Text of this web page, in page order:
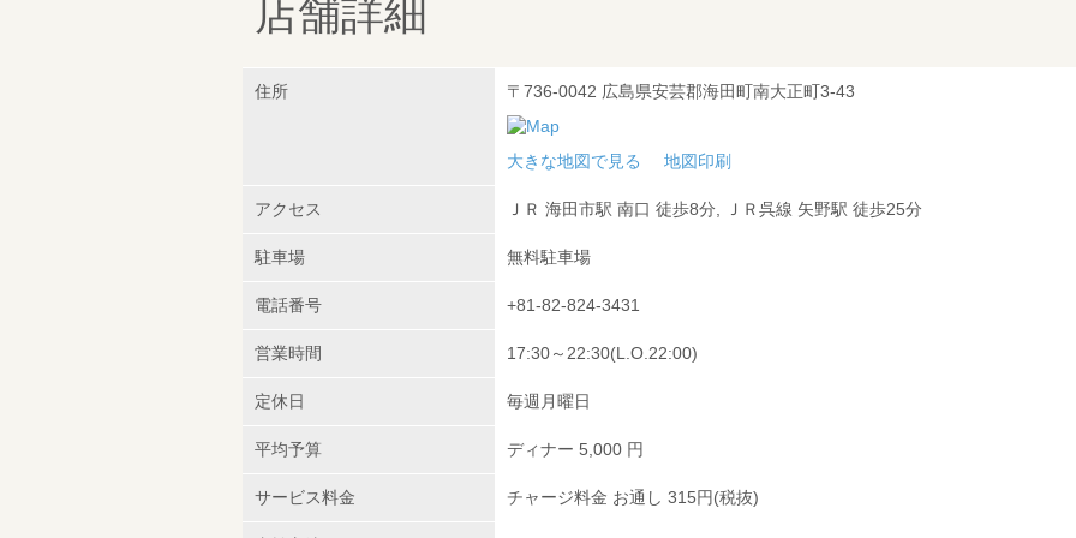
店舗詳細
住所 〒736-0042 広島県安芸郡海田町南大正町3-43
大きな地図で見る 地図印刷
アクセス ＪＲ 海田市駅 南口 徒歩8分, ＪＲ呉線 矢野駅 徒歩25分
駐車場 無料駐車場
電話番号 +81-82-824-3431
営業時間 17:30～22:30(L.O.22:00)
定休日 毎週月曜日
平均予算 ディナー 5,000 円
サービス料金 チャージ料金 お通し 315円(税抜)